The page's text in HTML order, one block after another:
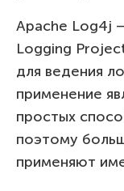
Apache Log4j
Logging
для ведения
применение
простых
поэтому
применяют